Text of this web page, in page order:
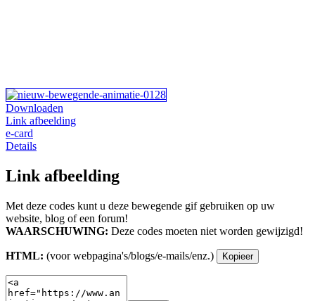
Downloaden
Link afbeelding
e-card
Details
Link afbeelding
Met deze codes kunt u deze bewegende gif gebruiken op uw
website, blog of een forum!
WAARSCHUWING: Deze codes moeten niet worden gewijzigd!
HTML: (voor webpagina's/blogs/e-mails/enz.) Kopieer